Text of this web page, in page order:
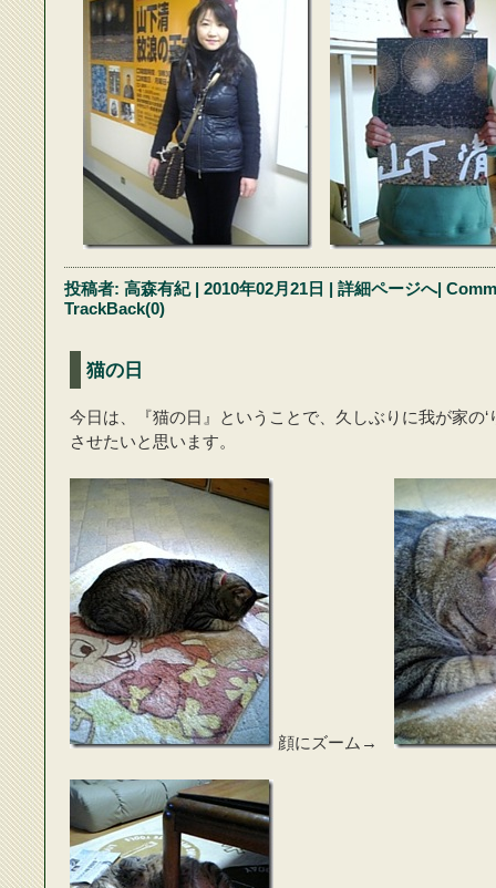
投稿者: 高森有紀| 2010年02月21日 詳細ページへ|
TrackBack(0)
猫の日
今日は、『猫の日』ということで、久しぶりに我が家の‘
させたいと思います。
顔にズーム→